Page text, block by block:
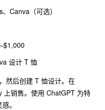
Canva（可选）
设计 T 恤
然后创建 T 恤设计。在
上销售。使用 ChatGPT 为特
。